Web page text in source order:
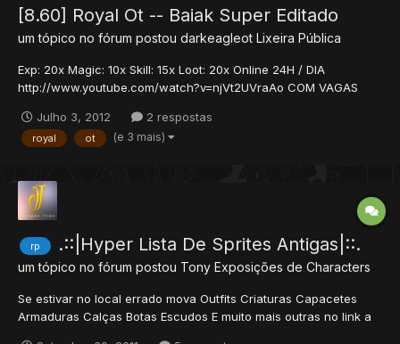
[8.60] Royal Ot -- Baiak Super Editado
um tópico no fórum postou darkeagleot Lixeira Pública
Exp: 20x Magic: 10x Skill: 15x Loot: 20x Online 24H / DIA
http://www.youtube.com/watch?v=njVt2UVraAo COM VAGAS
Julho 3, 2012
2 respostas
royal ot (e 3 mais)
rp .::|Hyper Lista De Sprites Antigas|::.
um tópico no fórum postou Tony Exposições de Characters
Se estivar no local errado mova Outfits Criaturas Capacetes
Armaduras Calças Botas Escudos E muito mais outras no link a